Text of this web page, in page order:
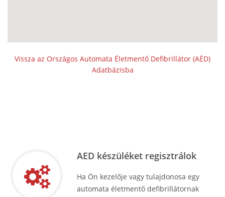
Vissza az Országos Automata Életmentő Defibrillátor (AÉD)
Adatbázisba
AED készüléket regisztrálok
Ha Ön kezelője vagy tulajdonosa egy
automata életmentő defibrillátornak